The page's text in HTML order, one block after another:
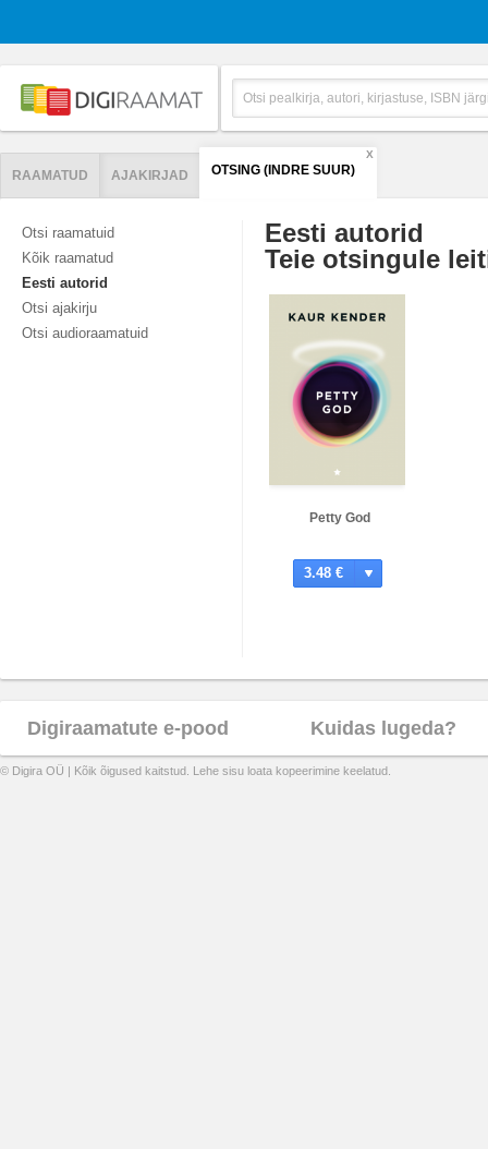
RAAMATUD AJAKIRJAD OTSING (INDRE SUUR)
X
Otsi raamatuid
Kõik raamatud
Eesti autorid
Otsi ajakirju
Otsi audioraamatuid
Eesti autorid
Teie otsingule
Petty God
3.48 €
Digiraamatute e-pood Kuidas lugeda?
© Digira OÜ | Kõik õigused kaitstud. Lehe sisu loata kopeerimine keelatud.